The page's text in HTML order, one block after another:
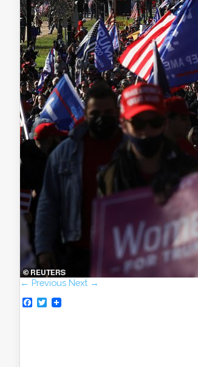
← Previous Next →
Facebook
Twitter